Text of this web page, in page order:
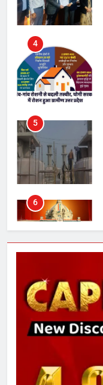
5
6
7
8